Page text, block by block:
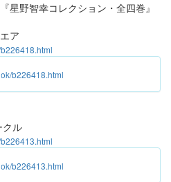
野智幸コレクション・全四巻』
ア
b226418.html
ル
b226413.html